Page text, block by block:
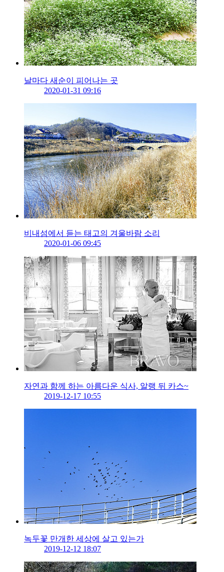
날마다 새순이 피어나는 곳
2020-01-31 09:16
비내섬에서 듣는 태고의 겨울바람 소리
2020-01-06 09:45
자연과 함께 하는 아름다운 식사,​ 알랭 뒤 카스~
2019-12-17 10:55
녹두꽃 만개한 세상에 살고 있는가
2019-12-12 18:07